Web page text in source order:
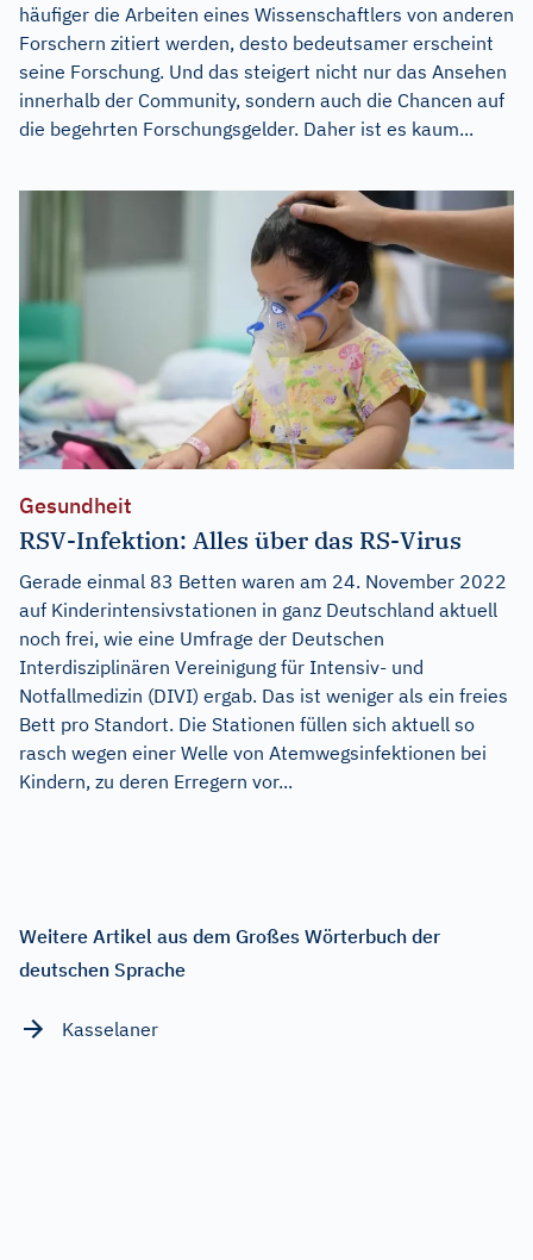
häufiger die Arbeiten eines Wissenschaftlers von anderen
Forschern zitiert werden, desto bedeutsamer erscheint
seine Forschung. Und das steigert nicht nur das Ansehen
innerhalb der Community, sondern auch die Chancen auf
die begehrten Forschungsgelder. Daher ist es kaum...
Gesundheit
RSV-Infektion: Alles über das RS-Virus
Gerade einmal 83 Betten waren am 24. November 2022
auf Kinderintensivstationen in ganz Deutschland aktuell
noch frei, wie eine Umfrage der Deutschen
Interdisziplinären Vereinigung für Intensiv- und
Notfallmedizin (DIVI) ergab. Das ist weniger als ein freies
Bett pro Standort. Die Stationen füllen sich aktuell so
rasch wegen einer Welle von Atemwegsinfektionen bei
Kindern, zu deren Erregern vor...
Weitere Artikel aus dem Großes Wörterbuch der
deutschen Sprache
Kasselaner